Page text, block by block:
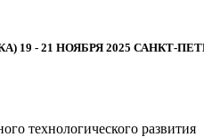
- 21 НОЯБРЯ 2025 САНКТ-
технологического развития